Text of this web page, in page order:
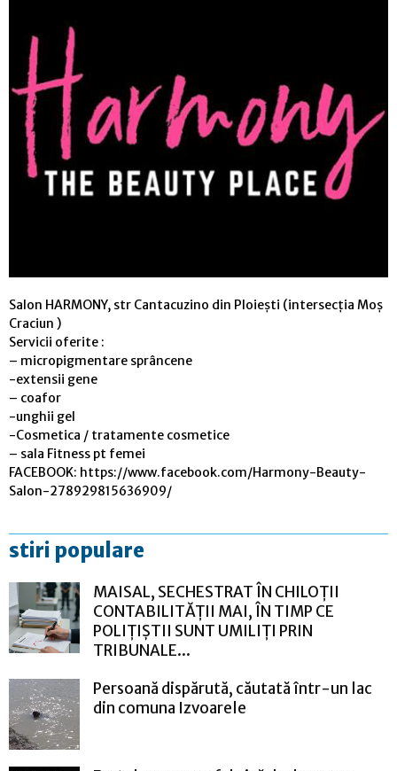
Salon HARMONY, str Cantacuzino din Ploiești (intersecția Moș
Craciun )
Servicii oferite :
– micropigmentare sprâncene
-extensii gene
– coafor
-unghii gel
-Cosmetica / tratamente cosmetice
– sala Fitness pt femei
FACEBOOK: https://www.facebook.com/Harmony-Beauty-
Salon-278929815636909/
stiri populare
MAISAL, SECHESTRAT ÎN CHILOȚII
CONTABILITĂȚII MAI, ÎN TIMP CE
POLIȚIȘTII SUNT UMILIȚI PRIN
TRIBUNALE...
Persoană dispărută, căutată într-un lac
din comuna Izvoarele